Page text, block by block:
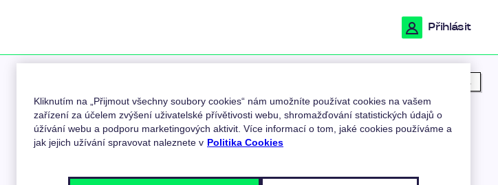
Přihlásit
Moje poloha
Kliknutím na „Přijmout všechny soubory cookies“ nám umožníte používat cookies na vašem
zařízení za účelem zvýšení uživatelské přívětivosti webu, shromažďování statistických údajů o
úžívání webu a podporu marketingových aktivit. Více informací o tom, jaké cookies používáme a
jak jejich užívání spravovat naleznete v Politika Cookies